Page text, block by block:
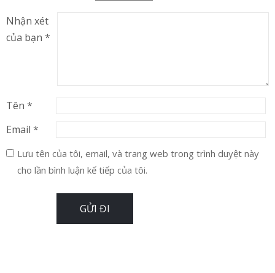
Nhận xét
của bạn *
Tên *
Email *
Lưu tên của tôi, email, và trang web trong trình duyệt này
cho lần bình luận kế tiếp của tôi.